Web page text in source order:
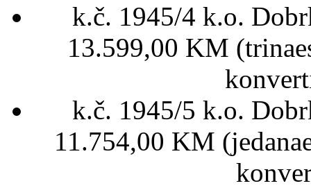
k.č. 1945/4 k.o.
13.599,00 KM
k.č. 1945/5 k.o.
11.754,00 KM